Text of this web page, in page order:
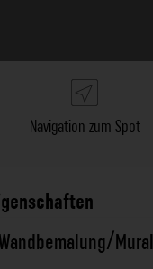
Navigation zum Spot
Mural